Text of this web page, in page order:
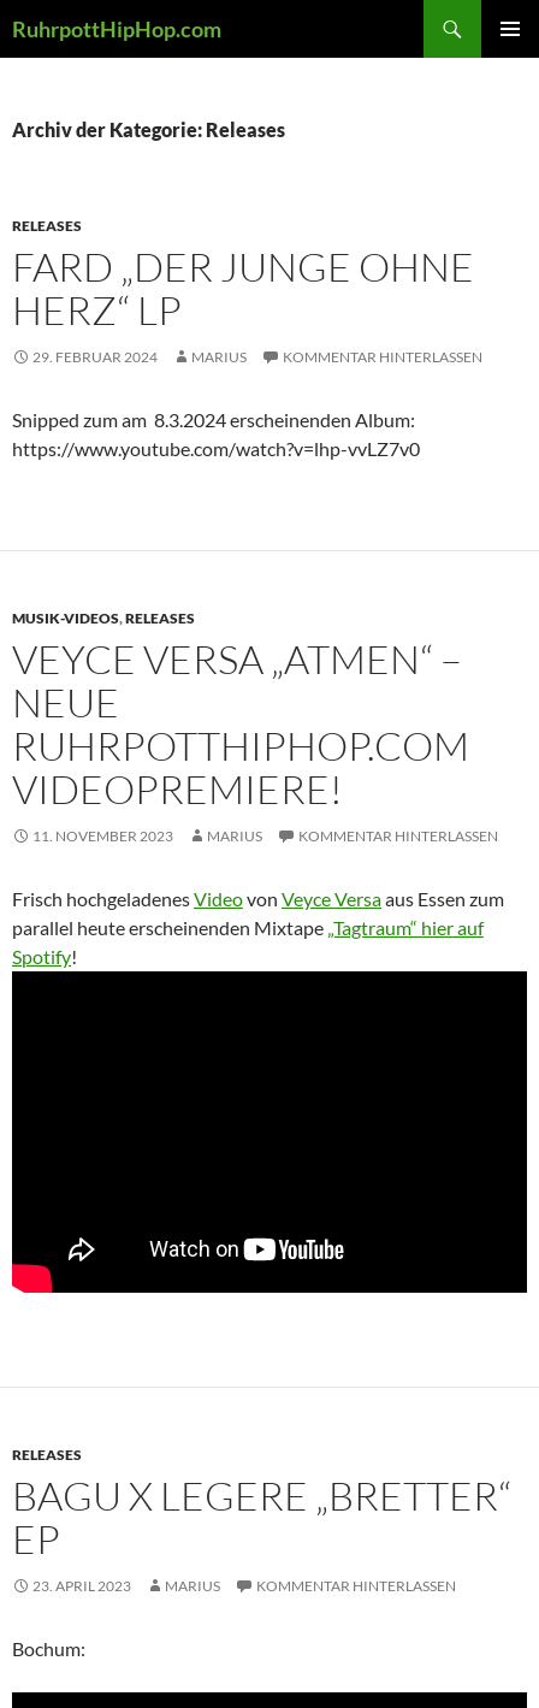
Inhalt
RuhrpottHipHop.com
Archiv der Kategorie: Releases
RELEASES
FARD „DER JUNGE OHNE
HERZ“ LP
29. FEBRUAR 2024 MARIUS KOMMENTAR HINTERLASSEN
Snipped zum am 8.3.2024 erscheinenden Album:
https://www.youtube.com/watch?v=lhp-vvLZ7v0
MUSIK-VIDEOS,RELEASES
VEYCE VERSA „ATMEN“ –
NEUE
RUHRPOTTHIPHOP.COM
VIDEOPREMIERE!
11. NOVEMBER 2023 MARIUS KOMMENTAR HINTERLASSEN
Frisch hochgeladenesVideovon Veyce Versaaus Essen zum
parallel heute erscheinenden Mixtape „Tagtraum“ hier auf
Spotify!
RELEASES
BAGU X LEGERE „BRETTER“
EP
23. APRIL 2023 MARIUS KOMMENTAR HINTERLASSEN
Bochum: